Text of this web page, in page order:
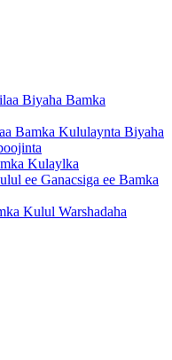
Biyaha Bamka
Bamka Kululaynta Biyaha
Kulaylka
ee Ganacsiga ee Bamka
Kulul Warshadaha